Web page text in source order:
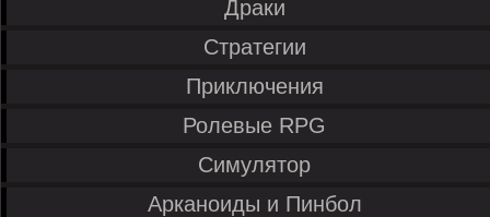
Драки
Стратегии
Приключения
Ролевые RPG
Симулятор
Арканоиды и Пинбол